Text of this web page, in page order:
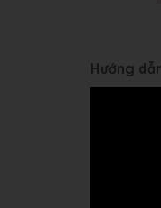
Hướng